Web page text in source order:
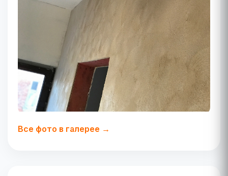
Все фото в галерее →